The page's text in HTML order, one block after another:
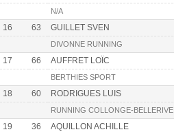
N/A
16 63 GUILLET SVEN
DIVONNE RUNNING
17 66 AUFFRET LOÏC
BERTHIES SPORT
18 60 RODRIGUES LUIS
RUNNING COLLONGE-BELLERIVE
19 36 AQUILLON ACHILLE